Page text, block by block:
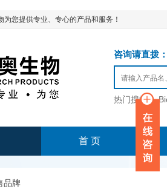
为您提供专业、专心的产品和服务！
咨询请直拨
热门搜索：
首 页
品牌